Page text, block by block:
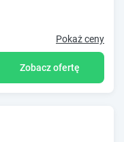
Pokaż ceny
Zobacz ofertę